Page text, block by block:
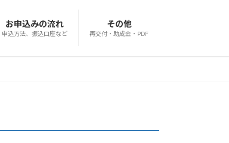
お申込みの流れ
申込方法、振込口座など
その他
再交付・助成金・PDF